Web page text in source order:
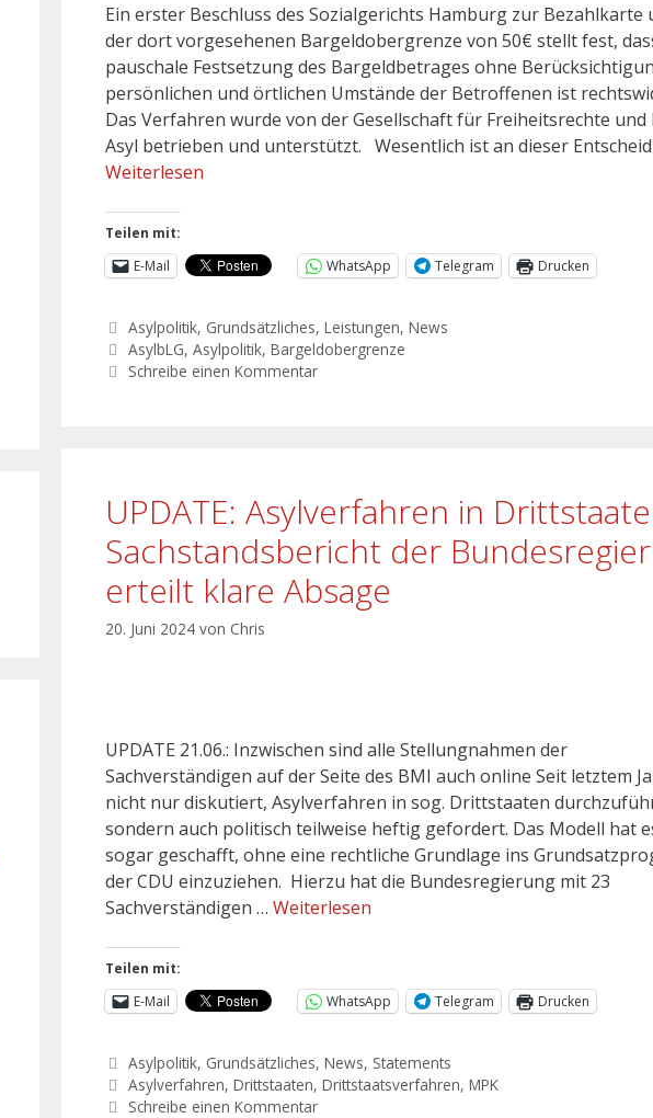
Ein erster Beschluss des Sozialgerichts Hamburg zur Bezahlkarte
der dort vorgesehenen Bargeldobergrenze von 50€ stellt fest,
pauschale Festsetzung des Bargeldbetrages ohne
persönlichen und örtlichen Umstände der Betroffenen ist
Das Verfahren wurde von der Gesellschaft für Freiheitsrechte und
Asyl betrieben und unterstützt. Wesentlich ist an dieser
Weiterlesen
Teilen mit:
E-Mail
WhatsApp Telegram Drucken
Asylpolitik, Grundsätzliches,Leistungen,News
AsylbLG,Asylpolitik,Bargeldobergrenze
Schreibe einen Kommentar
UPDATE: Asylverfahren in
Sachstandsbericht der
erteilt klare Absage
20. Juni 2024 von Chris
UPDATE 21.06.: Inzwischen sind alle Stellungnahmen der
Sachverständigen auf der Seite des BMI auch online Seit letztem
nicht nur diskutiert, Asylverfahren in sog. Drittstaaten
sondern auch politisch teilweise heftig gefordert. Das Modell hat
sogar geschafft, ohne eine rechtliche Grundlage ins
der CDU einzuziehen. Hierzu hat die Bundesregierung mit 23
Sachverständigen … Weiterlesen
Teilen mit:
E-Mail
WhatsApp Telegram Drucken
Asylpolitik, Grundsätzliches,News, Statements
Asylverfahren,Drittstaaten,Drittstaatsverfahren,MPK
Schreibe einen Kommentar